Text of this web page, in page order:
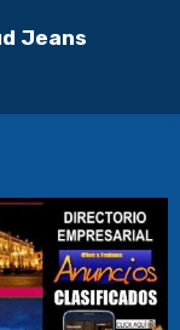
Jeans